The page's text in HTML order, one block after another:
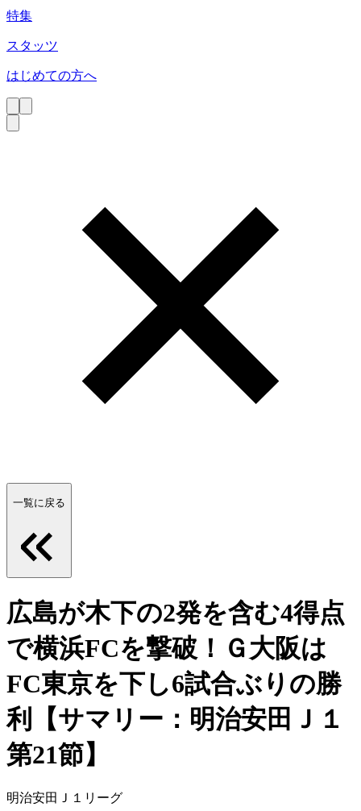
特集
スタッツ
はじめての方へ
一覧に戻る
広島が木下の2発を含む4得点
で横浜FCを撃破！Ｇ大阪は
FC東京を下し6試合ぶりの勝
利【サマリー：明治安田Ｊ１
第21節】
明治安田Ｊ１リーグ